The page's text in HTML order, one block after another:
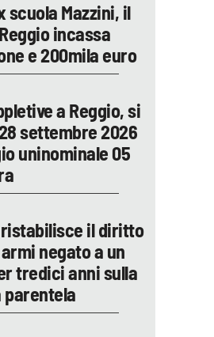
scuola Mazzini, il
incassa
e 200mila euro
a Reggio, si
settembre 2026
uninominale 05
ristabilisce il diritto
negato a un
tredici anni sulla
parentela